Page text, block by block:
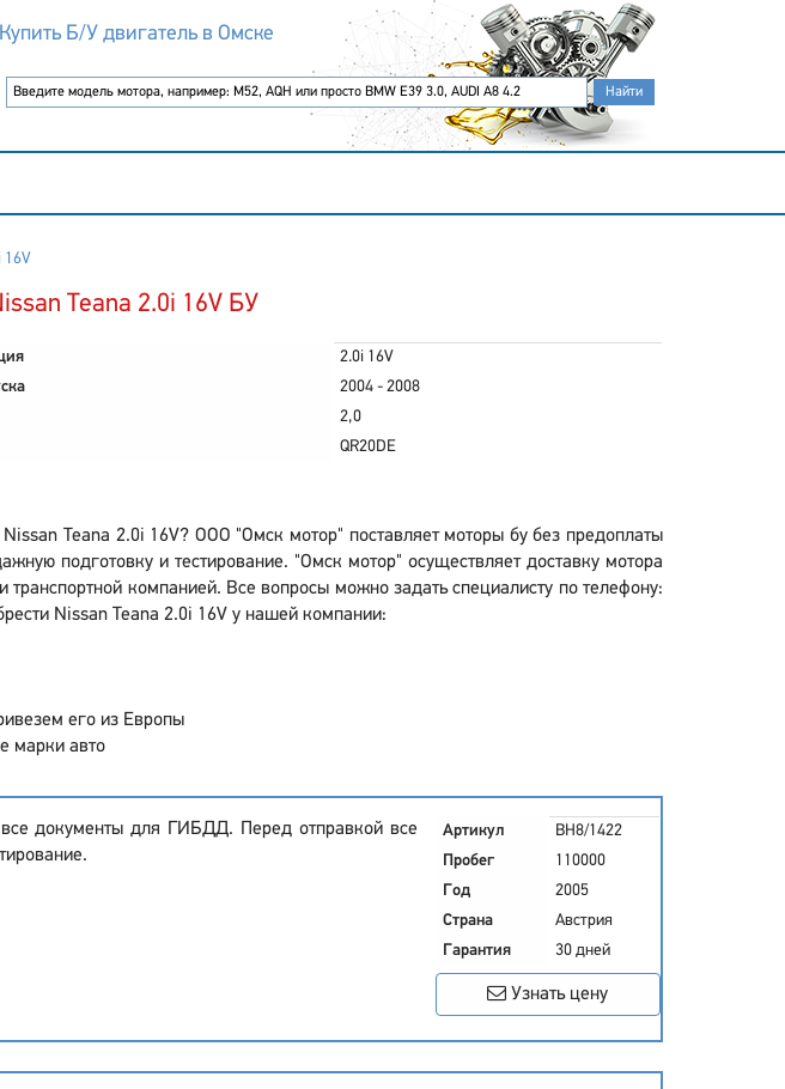
Купить Б/У двигатель в Омске
16V
Teana 2.0i 16V БУ
2.0i 16V
2004 - 2008
2,0
QR20DE
Nissan Teana 2.0i 16V? ООО "Омск мотор" поставляет моторы бу без предоплаты
подготовку и тестирование. "Омск мотор" осуществляет доставку мотора
транспортной компанией. Все вопросы можно задать специалисту по телефону:
Nissan Teana 2.0i 16V у нашей компании:
его из Европы
марки авто
все документы для ГИБДД. Перед отправкой все
Артикул
BH8/1422
Пробег
110000
Год
2005
Страна
Австрия
Гарантия
30 дней
Узнать цену